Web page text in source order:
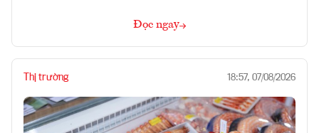
Đọc ngay
Thị trường 18:57, 07/08/2026